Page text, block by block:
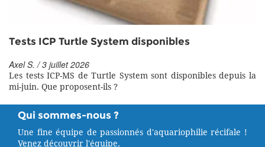
Tests ICP Turtle System disponibles
Axel S. / 3 juillet 2026
Les tests ICP-MS de Turtle System sont disponibles depuis la
mi-juin. Que proposent-ils ?
Qui sommes-nous ?
Une fine équipe de passionnés d'aquariophilie récifale !
Venez découvrir l'équipe.